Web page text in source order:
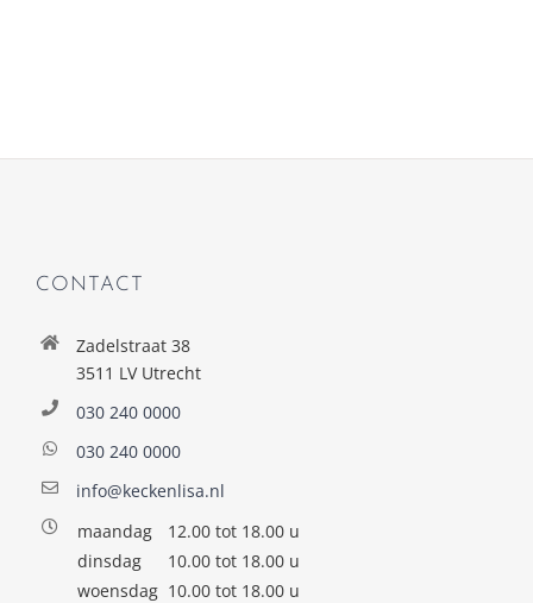
CONTACT
Zadelstraat 38
3511 LV Utrecht
030 240 0000
030 240 0000
info@keckenlisa.nl
maandag
12.00 tot 18.00 u
dinsdag
10.00 tot 18.00 u
woensdag 10.00 tot 18.00 u